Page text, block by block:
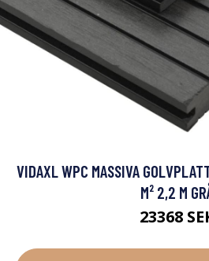
VIDAXL WPC MASSIVA
M² 2,2 M
23368